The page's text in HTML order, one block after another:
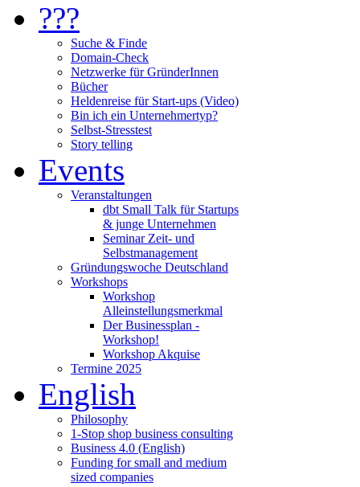
???
Suche & Finde
Domain-Check
Netzwerke für GründerInnen
Bücher
Heldenreise für Start-ups (Video)
Bin ich ein Unternehmertyp?
Selbst-Stresstest
Story telling
Events
Veranstaltungen
dbt Small Talk für Startups
& junge Unternehmen
Seminar Zeit- und
Selbstmanagement
Gründungswoche Deutschland
Workshops
Workshop
Alleinstellungsmerkmal
Der Businessplan -
Workshop!
Workshop Akquise
Termine 2025
English
Philosophy
1-Stop shop business consulting
Business 4.0 (English)
Funding for small and medium
sized companies